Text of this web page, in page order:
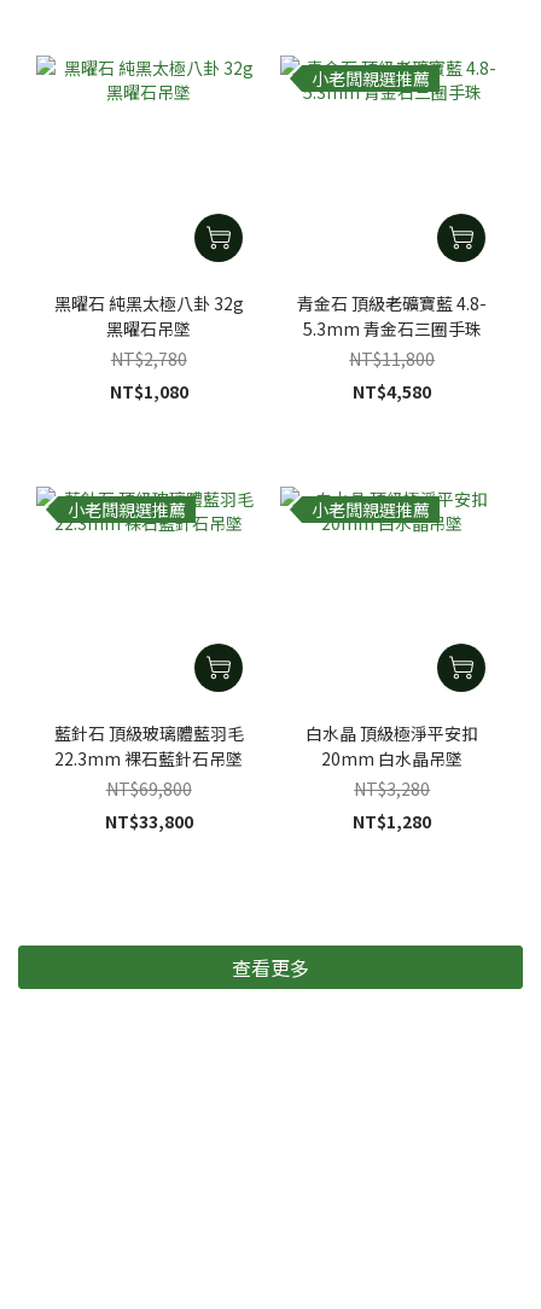
黑曜石 純黑太極八卦 32g
黑曜石吊墜
NT$2,780
NT$1,080
小老闆親選推薦
青金石 頂級老礦寶藍 4.8-
5.3mm 青金石三圈手珠
NT$11,800
NT$4,580
小老闆親選推薦
藍針石 頂級玻璃體藍羽毛
22.3mm 裸石藍針石吊墜
NT$69,800
NT$33,800
小老闆親選推薦
白水晶 頂級極淨平安扣
20mm 白水晶吊墜
NT$3,280
NT$1,280
查看更多